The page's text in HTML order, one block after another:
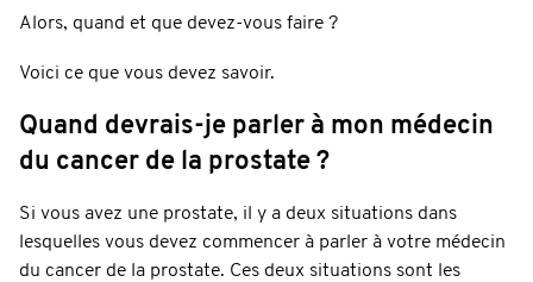
Alors, quand et que devez-vous faire ?
Voici ce que vous devez savoir.
Quand devrais-je parler à mon médecin
du cancer de la prostate ?
Si vous avez une prostate, il y a deux situations dans
lesquelles vous devez commencer à parler à votre médecin
du cancer de la prostate. Ces deux situations sont les